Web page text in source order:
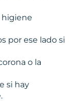
higiene
por ese lado si
o la
si hay